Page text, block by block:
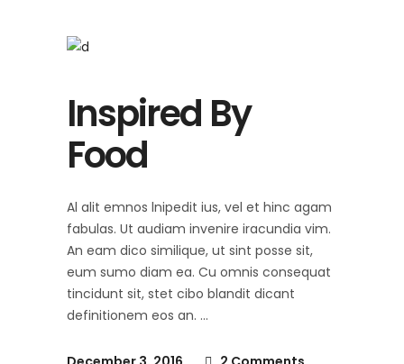
Inspired By
Food
Al alit emnos lnipedit ius, vel et hinc agam
fabulas. Ut audiam invenire iracundia vim.
An eam dico similique, ut sint posse sit,
eum sumo diam ea. Cu omnis consequat
tincidunt sit, stet cibo blandit dicant
definitionem eos an.